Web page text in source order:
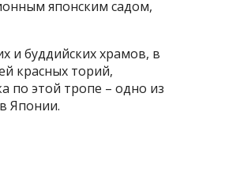
японским садом,
и буддийских храмов, в
красных торий,
по этой тропе – одно из
Японии.